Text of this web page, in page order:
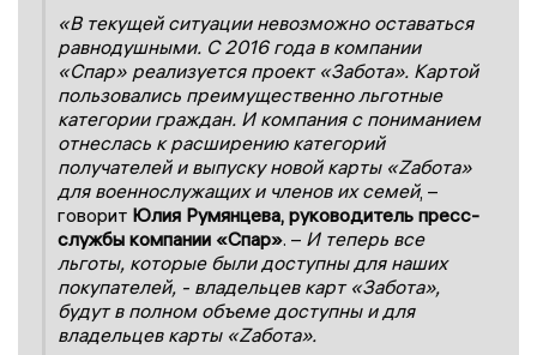
«В текущей ситуации невозможно оставаться
равнодушными. С 2016 года в компании
«Спар» реализуется проект «Забота». Картой
пользовались преимущественно льготные
категории граждан. И компания с пониманием
отнеслась к расширению категорий
получателей и выпуску новой карты «Zабота»
для военнослужащих и членов их семей, –
говорит Юлия Румянцева, руководитель пресс-
службы компании «Спар». – И теперь все
льготы, которые были доступны для наших
покупателей, - владельцев карт «Забота»,
будут в полном объеме доступны и для
владельцев карты «Zабота».